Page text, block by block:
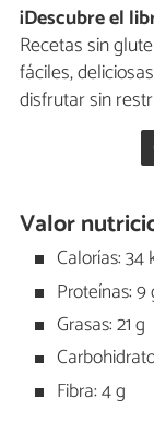
¡Descubre el
Recetas sin
fáciles,
disfrutar sin
Valor
Calorías: 34
Proteínas: 9
Grasas: 21 g
Fibra: 4 g